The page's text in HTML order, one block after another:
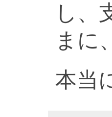
し、
まに
本当